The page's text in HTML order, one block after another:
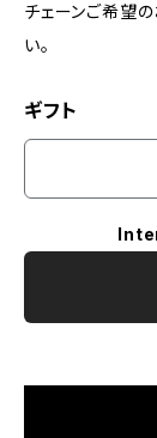
チェーンご希望
い。
ギフト